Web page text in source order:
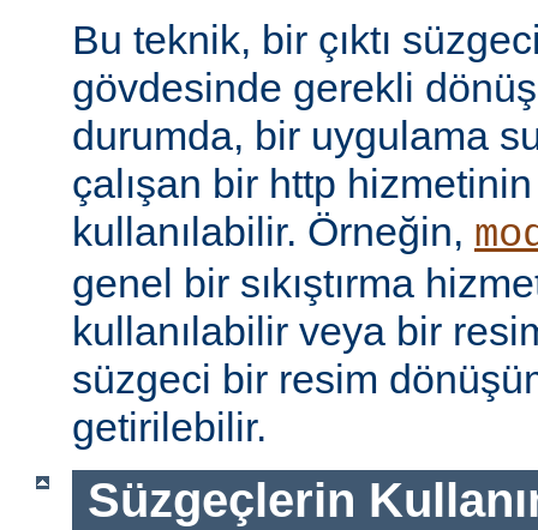
Bu teknik, bir çıktı
gövdesinde gerekli
durumda, bir uygulama
çalışan bir http
kullanılabilir. Örneğin,
genel bir sıkıştırma
kullanılabilir veya bir
süzgeci bir resim
getirilebilir.
Süzgeçlerin